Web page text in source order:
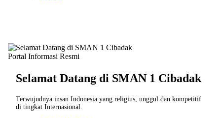
Portal Informasi Resmi
Selamat Datang di SMAN 1 Cibadak
Terwujudnya insan Indonesia yang religius, unggul dan kompetitif
di tingkat Internasional.